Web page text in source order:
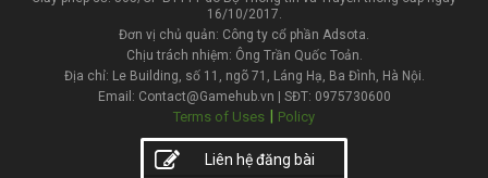
16/10/2017.
Đơn vị chủ quản: Công ty cổ phần Adsota.
Chịu trách nhiệm: Ông Trần Quốc Toản.
Địa chỉ: Le Building, số 11, ngõ 71, Láng Hạ, Ba Đình, Hà Nội.
Email: Contact@Gamehub.vn | SĐT: 0975730600
Terms of Uses | Policy
Liên hệ đăng bài